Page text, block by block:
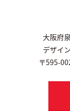
大阪府
デザイ
〒595-